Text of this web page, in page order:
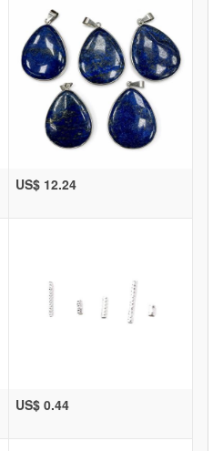
US$ 12.24
US$ 0.44